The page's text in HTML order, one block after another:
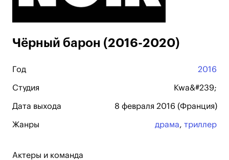
Чёрный барон (2016-2020)
Год 2016
Студия Kwa&#239;
Дата выхода 8 февраля 2016 (Франция)
Жанры драма, триллер
Актеры и команда